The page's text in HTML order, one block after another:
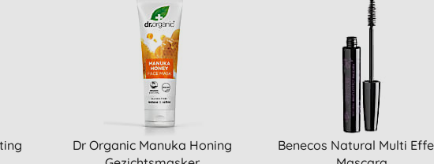
Dr Organic Manuka Honing
Benecos Natural Multi